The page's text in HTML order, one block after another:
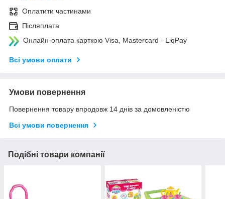
Оплатити частинами
Післяплата
Онлайн-оплата карткою Visa, Mastercard - LiqPay
Всі умови оплати
Умови повернення
Повернення товару впродовж 14 днів за домовленістю
Всі умови повернення
Подібні товари компанії